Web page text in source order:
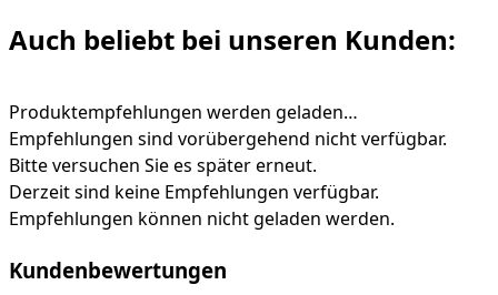
Auch beliebt bei unseren Kunden:
Produktempfehlungen werden geladen…
Empfehlungen sind vorübergehend nicht verfügbar.
Bitte versuchen Sie es später erneut.
Derzeit sind keine Empfehlungen verfügbar.
Empfehlungen können nicht geladen werden.
Kundenbewertungen